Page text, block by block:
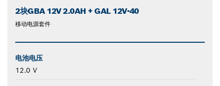
2块GBA 12V 2.0AH + GAL 12V-40
移动电源套件
电池电压
12.0 V